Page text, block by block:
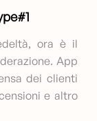
ora è il
App
dei clienti
e altro